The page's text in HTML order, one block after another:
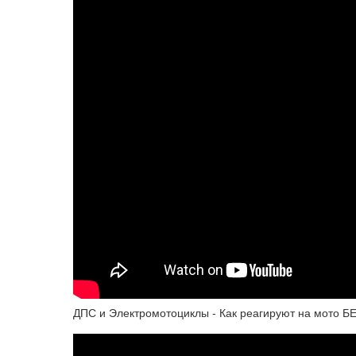
ДПС и Электромотоциклы - Как реагируют на мото